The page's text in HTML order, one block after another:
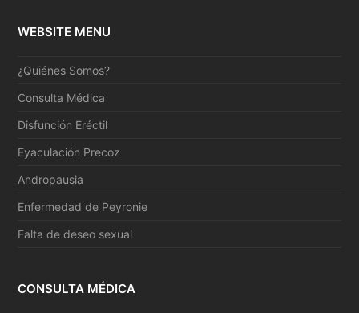
WEBSITE MENU
¿Quiénes Somos?
Consulta Médica
Disfunción Eréctil
Eyaculación Precoz
Andropausia
Enfermedad de Peyronie
Falta de deseo sexual
CONSULTA MÉDICA